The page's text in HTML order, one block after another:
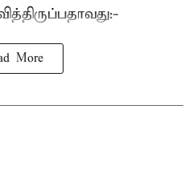
More